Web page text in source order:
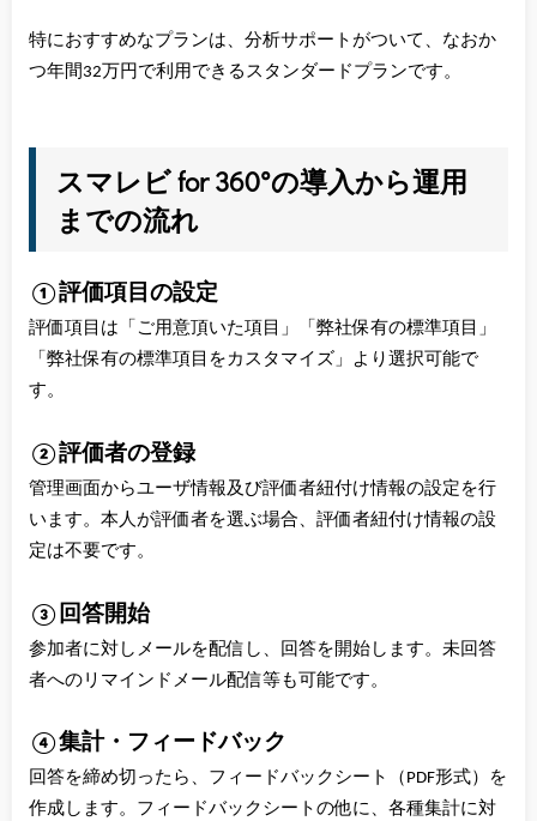
特におすすめなプランは、分析サポートがついて、なおか
つ年間32万円で利用できるスタンダードプランです。
スマレビ for 360°の導入から運用
までの流れ
①評価項目の設定
評価項目は「ご用意頂いた項目」「弊社保有の標準項目」
「弊社保有の標準項目をカスタマイズ」より選択可能で
す。
②評価者の登録
管理画面からユーザ情報及び評価者紐付け情報の設定を行
います。本人が評価者を選ぶ場合、評価者紐付け情報の設
定は不要です。
③回答開始
参加者に対しメールを配信し、回答を開始します。未回答
者へのリマインドメール配信等も可能です。
④集計・フィードバック
回答を締め切ったら、フィードバックシート（PDF形式）を
作成します。フィードバックシートの他に、各種集計に対